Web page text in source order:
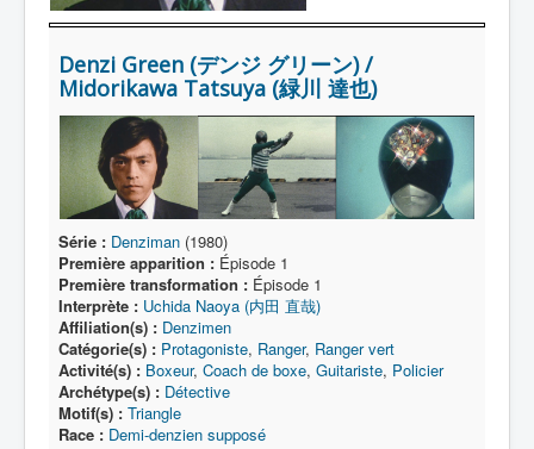
Dessins
Artiste Asperger
Série
Acteur
Équipe
Personnage
Transformation
Équipement
Mecha
Objet
Denzi Green (デンジ グリーン) /
Midorikawa Tatsuya (緑川 達也)
Série : Denziman (1980)
Première apparition : Épisode 1
Première transformation : Épisode 1
Interprète : Uchida Naoya (内田 直哉)
Affiliation(s) : Denzimen
Catégorie(s) : Protagoniste, Ranger, Ranger vert
Activité(s) : Boxeur, Coach de boxe, Guitariste, Policier
Archétype(s) : Détective
Motif(s) : Triangle
Race : Demi-denzien supposé